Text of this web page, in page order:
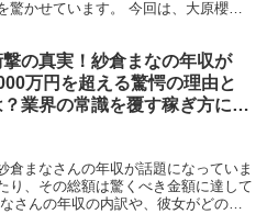
驚かせています。 今回は、大原櫻子
撃の真実！紗倉まなの年収が
万円を超える驚愕の理由と
？業界の常識を覆す稼ぎ方に迫
倉まなさんの年収が話題になっていま
り、その総額は驚くべき金額に達して
さんの年収の内訳や、彼女がどのよ